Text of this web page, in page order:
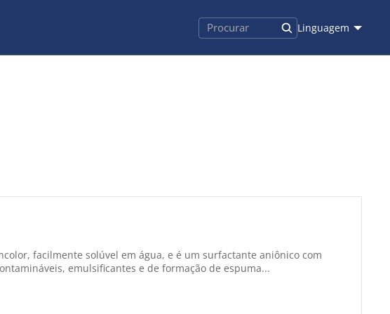
Linguagem
facilmente solúvel em água, e é um surfactante aniônico com
emulsificantes e de formação de espuma...